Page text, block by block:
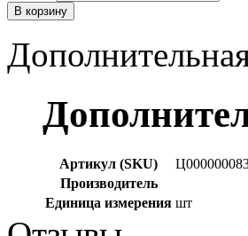
В корзину
Артикул (SKU)
Производитель
Единица измерения шт